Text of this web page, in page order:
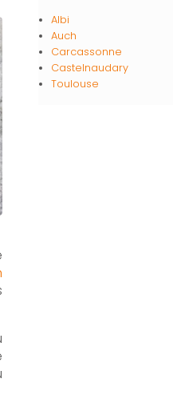
Albi
Auch
Carcassonne
Castelnaudary
Toulouse